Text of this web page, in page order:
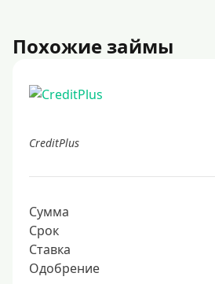
Похожие займы
CreditPlus
Сумма
Срок
Ставка
Одобрение